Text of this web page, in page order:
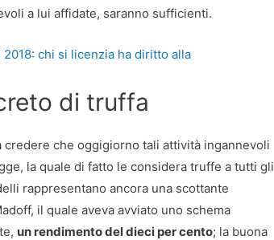
a lui affidate, saranno sufficienti.
chi si licenzia ha diritto alla
di truffa
che oggigiorno tali attività ingannevoli
la quale di fatto le considera truffe a tutti gli
rappresentano ancora una scottante
il quale aveva avviato uno schema
un rendimento del dieci per cento; la buona